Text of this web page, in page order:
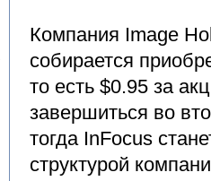
Компания Image
собирается
то есть $0.95 за
завершиться во
тогда InFocus
структурой